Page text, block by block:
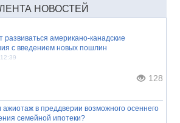
НОВОСТЕЙ
развиваться американо-канадские
с введением новых пошлин
128
ажиотаж в преддверии возможного осеннего
семейной ипотеки?